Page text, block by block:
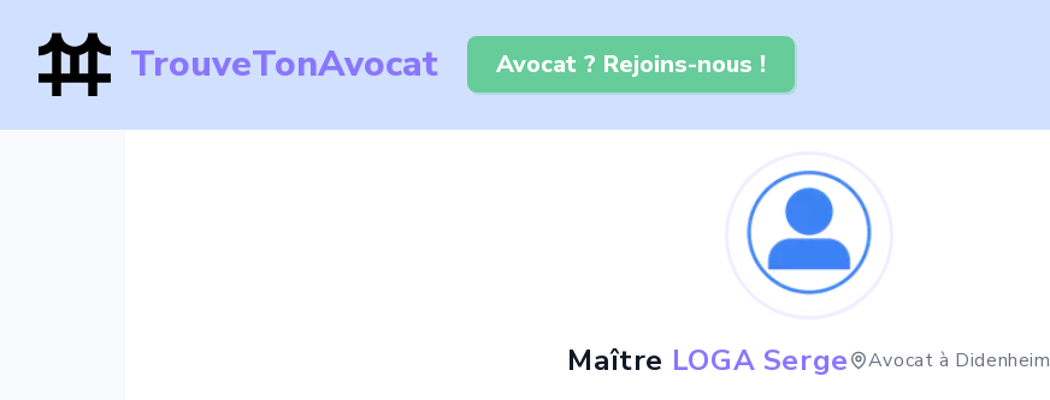
TrouveTonAvocat Avocat ? Rejoins-nous !
Maître LOGA Serge Avocat à Didenheim